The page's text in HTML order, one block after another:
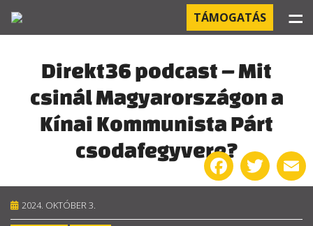
PROJEKTEK
KÓRHÁZI FERTŐZÉSEK
ORBÁN ÉS A GAZDASÁG
OROSZ KAPCSOLATOK
TÁMOGATÁS ☰
Direkt36 podcast – Mit
csinál Magyarországon a
Kínai Kommunista Párt
csodafegyvere?
2024. OKTÓBER 3.
FacebookTwitter